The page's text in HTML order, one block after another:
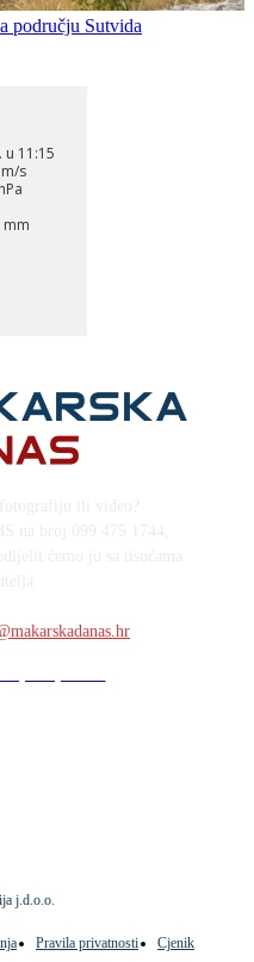
području Sutvida
j.d.o.o.
Pravila privatnosti
Cjenik